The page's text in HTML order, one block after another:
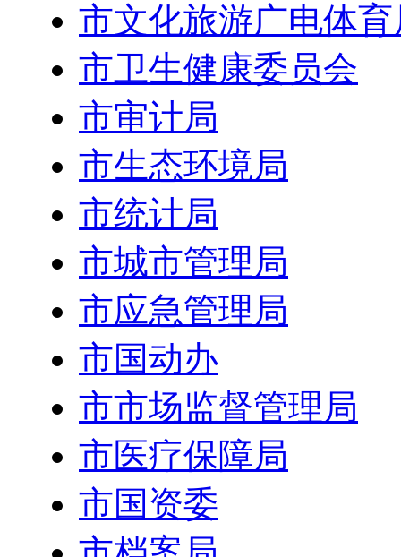
市文化旅游广电体育
市卫生健康委员会
市审计局
市生态环境局
市统计局
市城市管理局
市应急管理局
市国动办
市市场监督管理局
市医疗保障局
市国资委